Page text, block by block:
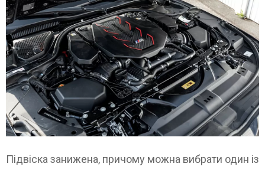
Підвіска занижена, причому можна вибрати один із